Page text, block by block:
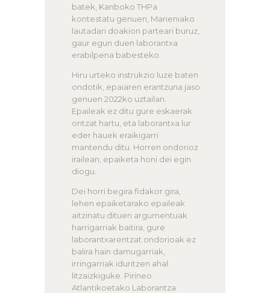
batek, Kanboko THPa
kontestatu genuen, Marieniako
lautadari doakion parteari buruz,
gaur egun duen laborantxa
erabilpena babesteko.
Hiru urteko instrukzio luze baten
ondotik, epaiaren erantzuna jaso
genuen 2022ko uztailan.
Epaileak ez ditu gure eskaerak
ontzat hartu, eta laborantxa lur
eder hauek eraikigarri
mantendu ditu. Horren ondorioz
irailean, epaiketa honi dei egin
diogu.
Dei horri begira fidakor gira,
lehen epaiketarako epaileak
aitzinatu dituen argumentuak
harrigarriak baitira, gure
laborantxarentzat ondorioak ez
balira hain damugarriak,
irringarriak iduritzen ahal
litzaizkiguke. Pirineo
Atlantikoetako Laborantza